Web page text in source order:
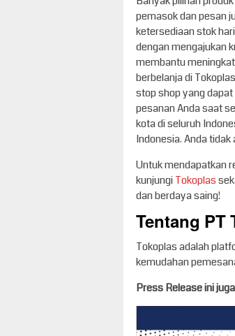
pemasok dan pesan
ketersediaan stok
dengan mengajukan
membantu
berbelanja di
stop shop yang
pesanan Anda saat
kota di seluruh
Indonesia. Anda
Untuk mendapatkan
kunjungiTokoplas
dan berdaya saing!
Tentang
Tokoplas adalah
kemudahan
Press Release ini